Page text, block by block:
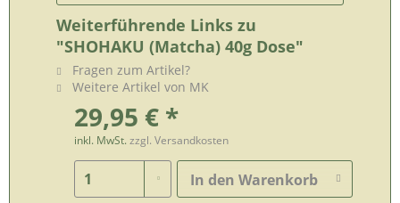
Weiterführende Links zu
"SHOHAKU (Matcha) 40g Dose"
Fragen zum Artikel?
Weitere Artikel von MK
29,95 € *
inkl. MwSt.zzgl. Versandkosten
In den Warenkorb